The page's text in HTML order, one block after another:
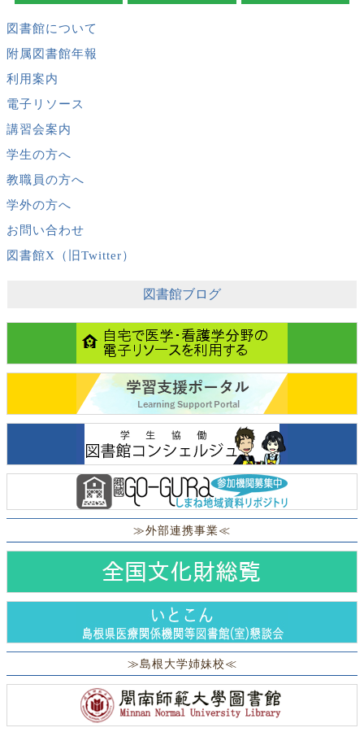
【本館】夏季休業期間中の節電対策について
【本館】フレックスターム及び夏季休業期間中の開館日程につ
いて /Main Library schedule during flex term and summer vacation
図書展示「追悼 利根川進」を設置しました
松江市立図書館の移動図書館車がやってきます（7/29）
図書館について
附属図書館年報
利用案内
電子リソース
講習会案内
学生の方へ
教職員の方へ
学外の方へ
お問い合わせ
図書館X（旧Twitter）
図書館ブログ
≫外部連携事業≪
≫島根大学姉妹校≪